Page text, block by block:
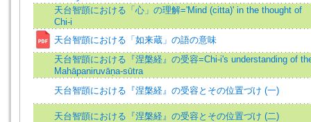
天台智顗における「心」の理解='Mind (citta)' in the thought of
Chi-i
天台智顗における「如来蔵」の語の意味
天台智顗における『涅槃経』の受容=Chi-i's understanding of
Mahāpaniruvāṇa-sūtra
天台智顗における『涅槃経』の受容とその位置づけ (一)
天台智顗における『涅槃経』の受容とその位置づけ (二)